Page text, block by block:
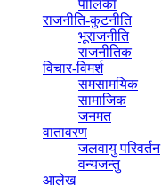
पालिका
राजनीति-कुटनीति
भूराजनीति
राजनीतिक
विचार-विमर्श
समसामयिक
सामाजिक
जनमत
वातावरण
जलवायु परिवर्तन
वन्यजन्तु
आलेख